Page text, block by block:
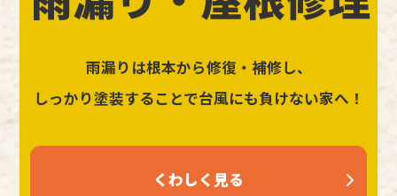
雨漏りは根本から修復・補修し、
しっかり塗装することで台風にも負けない家へ！
くわしく見る